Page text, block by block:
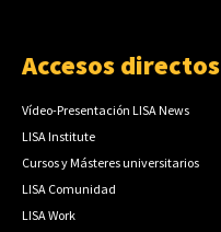
Accesos directos
Vídeo-Presentación LISA News
LISA Institute
Cursos y Másteres universitarios
LISA Comunidad
LISA Work